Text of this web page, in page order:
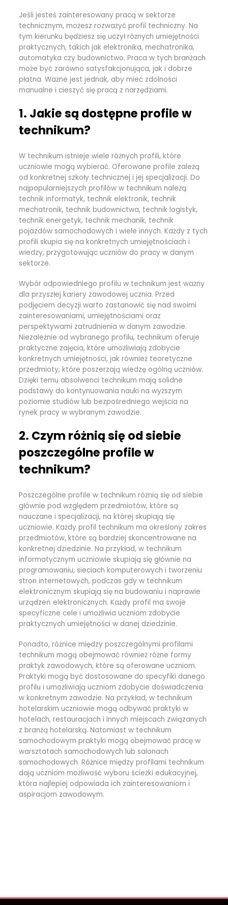
Jeśli jesteś zainteresowany pracą w sektorze
technicznym, możesz rozważyć profil techniczny. Na
tym kierunku będziesz się uczył różnych umiejętności
praktycznych, takich jak elektronika, mechatronika,
automatyka czy budownictwo. Praca w tych branżach
może być zarówno satysfakcjonująca, jak i dobrze
płatna. Ważne jest jednak, aby mieć zdolności
manualne i cieszyć się pracą z narzędziami.
1. Jakie są dostępne profile w
technikum?
W technikum istnieje wiele różnych profili, które
uczniowie mogą wybierać. Oferowane profile zależą
od konkretnej szkoły technicznej i jej specjalizacji. Do
najpopularniejszych profilów w technikum należą:
technik informatyk, technik elektronik, technik
mechatronik, technik budownictwa, technik logistyk,
technik energetyk, technik mechanik, technik
pojazdów samochodowych i wiele innych. Każdy z tych
profili skupia się na konkretnych umiejętnościach i
wiedzy, przygotowując uczniów do pracy w danym
sektorze.
Wybór odpowiedniego profilu w technikum jest ważny
dla przyszłej kariery zawodowej ucznia. Przed
podjęciem decyzji warto zastanowić się nad swoimi
zainteresowaniami, umiejętnościami oraz
perspektywami zatrudnienia w danym zawodzie.
Niezależnie od wybranego profilu, technikum oferuje
praktyczne zajęcia, które umożliwiają zdobycie
konkretnych umiejętności, jak również teoretyczne
przedmioty, które poszerzają wiedzę ogólną uczniów.
Dzięki temu absolwenci technikum mają solidne
podstawy do kontynuowania nauki na wyższym
poziomie studiów lub bezpośredniego wejścia na
rynek pracy w wybranym zawodzie.
2. Czym różnią się od siebie
poszczególne profile w
technikum?
Poszczególne profile w technikum różnią się od siebie
głównie pod względem przedmiotów, które są
nauczane i specjalizacji, na której skupiają się
uczniowie. Każdy profil technikum ma określony zakres
przedmiotów, które są bardziej skoncentrowane na
konkretnej dziedzinie. Na przykład, w technikum
informatycznym uczniowie skupiają się głównie na
programowaniu, sieciach komputerowych i tworzeniu
stron internetowych, podczas gdy w technikum
elektronicznym skupiają się na budowaniu i naprawie
urządzeń elektronicznych. Każdy profil ma swoje
specyficzne cele i umożliwia uczniom zdobycie
praktycznych umiejętności w danej dziedzinie.
Ponadto, różnice między poszczególnymi profilami
technikum mogą obejmować również różne formy
praktyk zawodowych, które są oferowane uczniom.
Praktyki mogą być dostosowane do specyfiki danego
profilu i umożliwiają uczniom zdobycie doświadczenia
w konkretnym zawodzie. Na przykład, w technikum
hotelarskim uczniowie mogą odbywać praktyki w
hotelach, restauracjach i innych miejscach związanych
z branżą hotelarską. Natomiast w technikum
samochodowym praktyki mogą obejmować pracę w
warsztatach samochodowych lub salonach
samochodowych. Różnice między profilami technikum
dają uczniom możliwość wyboru ścieżki edukacyjnej,
która najlepiej odpowiada ich zainteresowaniom i
aspiracjom zawodowym.